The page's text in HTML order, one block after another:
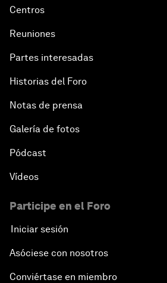
Centros
Reuniones
Partes interesadas
Historias del Foro
Notas de prensa
Galería de fotos
Pódcast
Vídeos
Participe en el Foro
Iniciar sesión
Asóciese con nosotros
Conviértase en miembro